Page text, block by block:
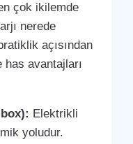
çok ikilemde
nerede
açısından
avantajları
Elektrikli
yoludur.